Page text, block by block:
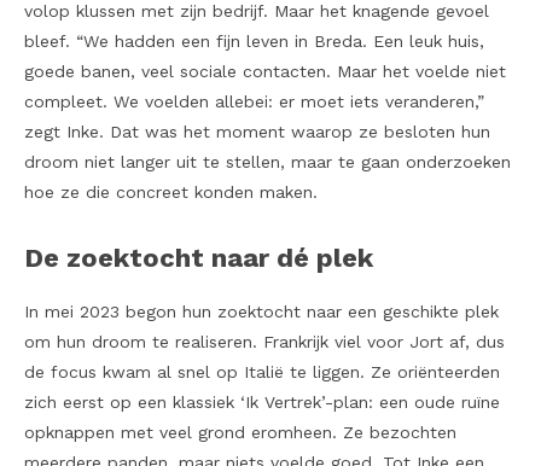
volop klussen met zijn bedrijf. Maar het knagende gevoel
bleef. “We hadden een fijn leven in Breda. Een leuk huis,
goede banen, veel sociale contacten. Maar het voelde niet
compleet. We voelden allebei: er moet iets veranderen,”
zegt Inke. Dat was het moment waarop ze besloten hun
droom niet langer uit te stellen, maar te gaan onderzoeken
hoe ze die concreet konden maken.
De zoektocht naar dé plek
In mei 2023 begon hun zoektocht naar een geschikte plek
om hun droom te realiseren. Frankrijk viel voor Jort af, dus
de focus kwam al snel op Italië te liggen. Ze oriënteerden
zich eerst op een klassiek ‘Ik Vertrek’-plan: een oude ruïne
opknappen met veel grond eromheen. Ze bezochten